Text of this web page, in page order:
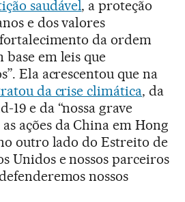
saudável, a proteção
e dos valores
da ordem
em leis que
Ela acrescentou que na
da crise climática, da
19 e da “nossa grave
ações da China em Hong
outro lado do Estreito de
Unidos e nossos parceiros
nossos